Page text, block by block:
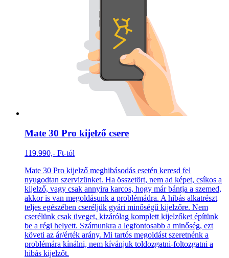
Mate 30 Pro kijelző csere
119.990,- Ft-tól
Mate 30 Pro kijelző meghibásodás esetén keresd fel
nyugodtan szervizünket. Ha összetört, nem ad képet, csíkos a
kijelző, vagy csak annyira karcos, hogy már bántja a szemed,
akkor is van megoldásunk a problémádra. A hibás alkatrészt
teljes egészében cseréljük gyári minőségű kijelzőre. Nem
cserélünk csak üveget, kizárólag komplett kijelzőket építünk
be a régi helyett. Számunkra a legfontosabb a minőség, ezt
követi az ár/érték arány. Mi tartós megoldást szeretnénk a
problémára kínálni, nem kívánjuk toldozgatni-foltozgatni a
hibás kijelzőt.